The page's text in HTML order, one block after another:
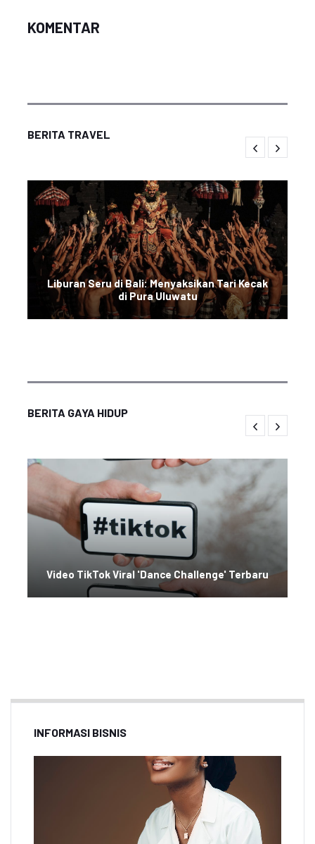
KOMENTAR
BERITA TRAVEL
Liburan Seru di Bali: Menyaksikan Tari Kecak
di Pura Uluwatu
BERITA GAYA HIDUP
Video TikTok Viral 'Dance Challenge' Terbaru
INFORMASI BISNIS